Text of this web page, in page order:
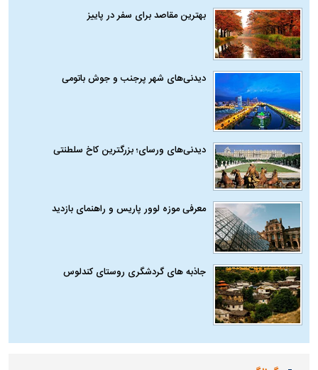
بهترین مقاصد برای سفر در پاییز
دیدنی‌های شهر پرجنب و جوش باتومی
دیدنی‌های ورسای؛ بزرگترین کاخ سلطنتی
معرفی موزه لوور پاریس و راهنمای بازدید
جاذبه های گردشگری روستای کندلوس